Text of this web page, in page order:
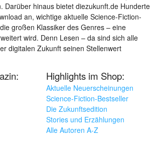
Darüber hinaus bietet diezukunft.de Hunderte
an, wichtige aktuelle Science-Fiction-
großen Klassiker des Genres – eine
wird. Denn Lesen – da sind sich alle
digitalen Zukunft seinen Stellenwert
Highlights im Shop:
Aktuelle Neuerscheinungen
Science-Fiction-Bestseller
Die Zukunftsedition
Stories und Erzählungen
Alle Autoren A-Z